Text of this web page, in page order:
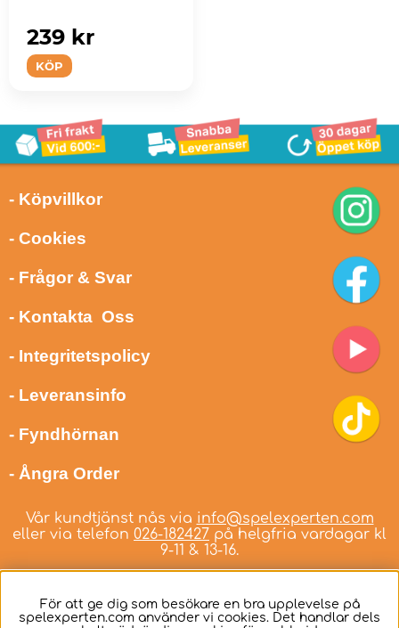
KÖP
239 kr
- Köpvillkor
- Cookies
- Frågor & Svar
- Kontakta Oss
- Integritetspolicy
- Leveransinfo
- Fyndhörnan
- Ångra Order
Vår kundtjänst nås via info@spelexperten.com
eller via telefon 026-182427 på helgfria vardagar kl
9-11 & 13-16.
För att ge dig som besökare en bra upplevelse på
spelexperten.com använder vi cookies. Det handlar dels